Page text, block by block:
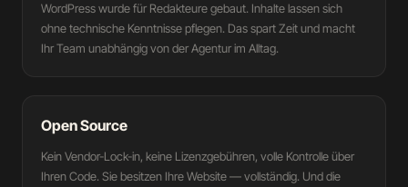
WordPress wurde für Redakteure gebaut. Inhalte lassen sich
ohne technische Kenntnisse pflegen. Das spart Zeit und macht
Ihr Team unabhängig von der Agentur im Alltag.
Open Source
Kein Vendor-Lock-in, keine Lizenzgebühren, volle Kontrolle über
Ihren Code. Sie besitzen Ihre Website — vollständig. Und die